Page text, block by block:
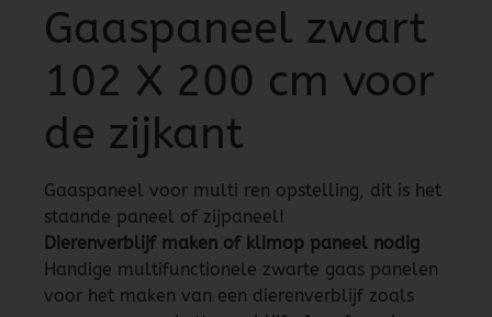
Gaaspaneel zwart
102 X 200 cm voor
de zijkant
Gaaspaneel voor multi ren opstelling, dit is het
staande paneel of zijpaneel!
Dierenverblijf maken of klimop paneel nodig
Handige multifunctionele zwarte gaas panelen
voor het maken van een dierenverblijf zoals